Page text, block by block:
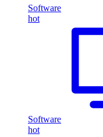
Software
hot
Software
hot